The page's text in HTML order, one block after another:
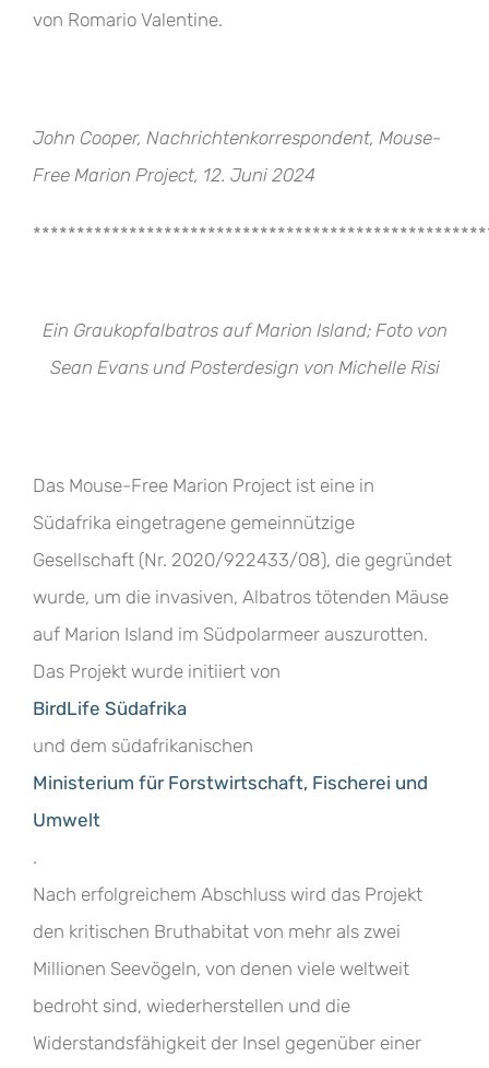
von Romario Valentine.
John Cooper, Nachrichtenkorrespondent, Mouse-
Free Marion Project, 12. Juni 2024
Ein Graukopfalbatros auf Marion Island; Foto von
Sean Evans und Posterdesign von Michelle Risi
Das Mouse-Free Marion Project ist eine in
Südafrika eingetragene gemeinnützige
Gesellschaft (Nr. 2020/922433/08), die gegründet
wurde, um die invasiven, Albatros tötenden Mäuse
auf Marion Island im Südpolarmeer auszurotten.
Das Projekt wurde initiiert von
BirdLife Südafrika
und dem südafrikanischen
Ministerium für Forstwirtschaft, Fischerei und
Umwelt
.
Nach erfolgreichem Abschluss wird das Projekt
den kritischen Bruthabitat von mehr als zwei
Millionen Seevögeln, von denen viele weltweit
bedroht sind, wiederherstellen und die
Widerstandsfähigkeit der Insel gegenüber einer